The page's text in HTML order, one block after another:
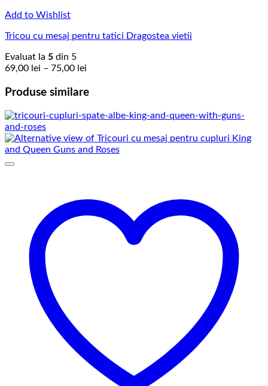
Add to Wishlist
Tricou cu mesaj pentru tatici Dragostea vietii
Evaluat la 5 din 5
69,00 lei – 75,00 lei
prețuri:
până
75,00 lei
Produse similare